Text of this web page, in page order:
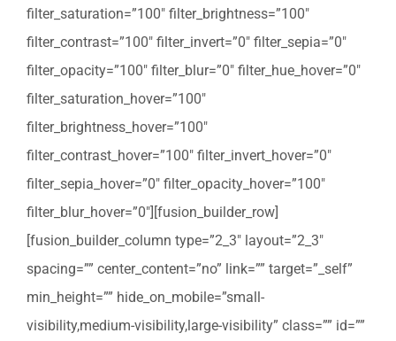
filter_saturation=”100″ filter_brightness=”100″
filter_contrast=”100″ filter_invert=”0″ filter_sepia=”0″
filter_opacity=”100″ filter_blur=”0″ filter_hue_hover=”0″
filter_saturation_hover=”100″
filter_brightness_hover=”100″
filter_contrast_hover=”100″ filter_invert_hover=”0″
filter_sepia_hover=”0″ filter_opacity_hover=”100″
filter_blur_hover=”0″][fusion_builder_row]
[fusion_builder_column type=”2_3″ layout=”2_3″
spacing=”” center_content=”no” link=”” target=”_self”
min_height=”” hide_on_mobile=”small-
visibility,medium-visibility,large-visibility” class=”” id=””